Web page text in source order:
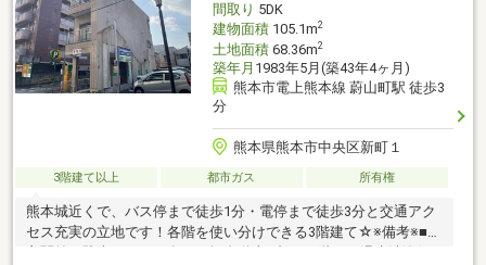
間取り 5DK
建物面積105.1m2
土地面積68.36m2
築年月 1983年5月(築43年4ヶ月)
熊本市電上熊本線 蔚山町駅 徒歩3
分
熊本県熊本市中央区新町１
3階建て以上 都市ガス 所有権
熊本城近くで、バス停まで徒歩1分・電停まで徒歩3分と交通アク
セス充実の立地です！各階を使い分けできる3階建て☆※備考※■1F